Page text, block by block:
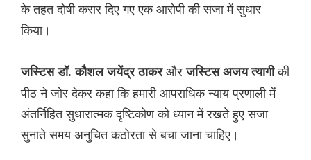
के तहत दोषी करार दिए गए एक आरोपी की सजा में सुधार
किया।
ज‌स्टिस डॉ. कौशल जयेंद्र ठाकर औरज‌स्टिस अजय त्यागीकी
पीठ ने जोर देकर कहा कि हमारी आपराधिक न्याय प्रणाली में
अंतर्निहित सुधारात्मक दृष्टिकोण को ध्यान में रखते हुए सजा
सुनाते समय अनुचित कठोरता से बचा जाना चाहिए।